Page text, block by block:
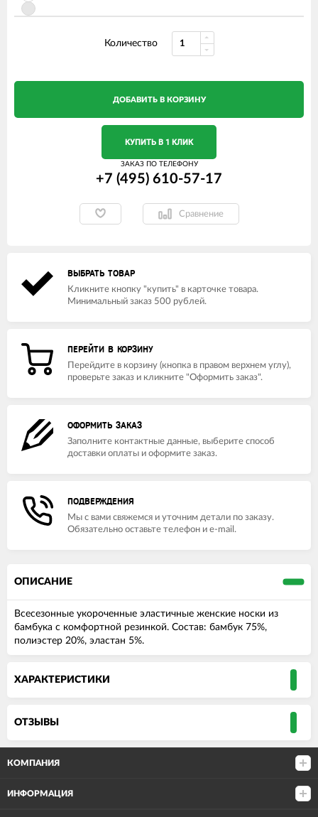
Количество
ДОБАВИТЬ В КОРЗИНУ
КУПИТЬ В 1 КЛИК
ЗАКАЗ ПО ТЕЛЕФОНУ
+7 (495) 610-57-17
Сравнение
ВЫБРАТЬ ТОВАР
Кликните кнопку "купить" в карточке товара.
Минимальный заказ 500 рублей.
ПЕРЕЙТИ В КОРЗИНУ
Перейдите в корзину (кнопка в правом верхнем углу),
проверьте заказ и кликните "Оформить заказ".
ОФОРМИТЬ ЗАКАЗ
Заполните контактные данные, выберите способ
доставки оплаты и оформите заказ.
ПОДВЕРЖДЕНИЯ
Мы с вами свяжемся и уточним детали по заказу.
Обязательно оставьте телефон и e-mail.
ОПИСАНИЕ
Всесезонные укороченные эластичные женские носки из
бамбука с комфортной резинкой. Состав: бамбук 75%,
полиэстер 20%, эластан 5%.
ХАРАКТЕРИСТИКИ
ОТЗЫВЫ
КОМПАНИЯ
ИНФОРМАЦИЯ